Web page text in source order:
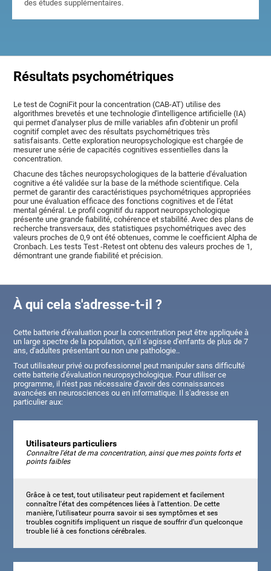
des études supplémentaires.
Résultats psychométriques
Le test de CogniFit pour la concentration (CAB-AT) utilise des
algorithmes brevetés et une technologie d'intelligence artificielle (IA)
qui permet d'analyser plus de mille variables afin d'obtenir un profil
cognitif complet avec des résultats psychométriques très
satisfaisants. Cette exploration neuropsychologique est chargée de
mesurer une série de capacités cognitives essentielles dans la
concentration.
Chacune des tâches neuropsychologiques de la batterie d'évaluation
cognitive a été validée sur la base de la méthode scientifique. Cela
permet de garantir des caractéristiques psychométriques appropriées
pour une évaluation efficace des fonctions cognitives et de l'état
mental général. Le profil cognitif du rapport neuropsychologique
présente une grande fiabilité, cohérence et stabilité. Avec des plans de
recherche transversaux, des statistiques psychométriques avec des
valeurs proches de 0,9 ont été obtenues, comme le coefficient Alpha de
Cronbach. Les tests Test -Retest ont obtenu des valeurs proches de 1,
démontrant une grande fiabilité et précision.
À qui cela s'adresse-t-il ?
Cette batterie d'évaluation pour la concentration peut être appliquée à
un large spectre de la population, qu'il s'agisse d'enfants de plus de 7
ans, d'adultes présentant ou non une pathologie..
Tout utilisateur privé ou professionnel peut manipuler sans difficulté
cette batterie d'évaluation neuropsychologique. Pour utiliser ce
programme, il n'est pas nécessaire d'avoir des connaissances
avancées en neurosciences ou en informatique. Il s'adresse en
particulier aux:
Utilisateurs particuliers
Connaître l'état de ma concentration, ainsi que mes points forts et
points faibles
Grâce à ce test, tout utilisateur peut rapidement et facilement
connaître l'état des compétences liées à l'attention. De cette
manière, l'utilisateur pourra savoir si ses symptômes et ses
troubles cognitifs impliquent un risque de souffrir d'un quelconque
trouble lié à ces fonctions cérébrales.